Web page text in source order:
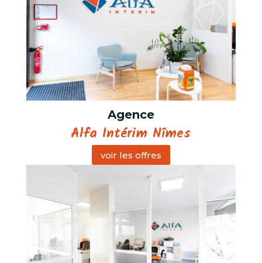
Agence
Alfa Intérim Nîmes
voir les offres